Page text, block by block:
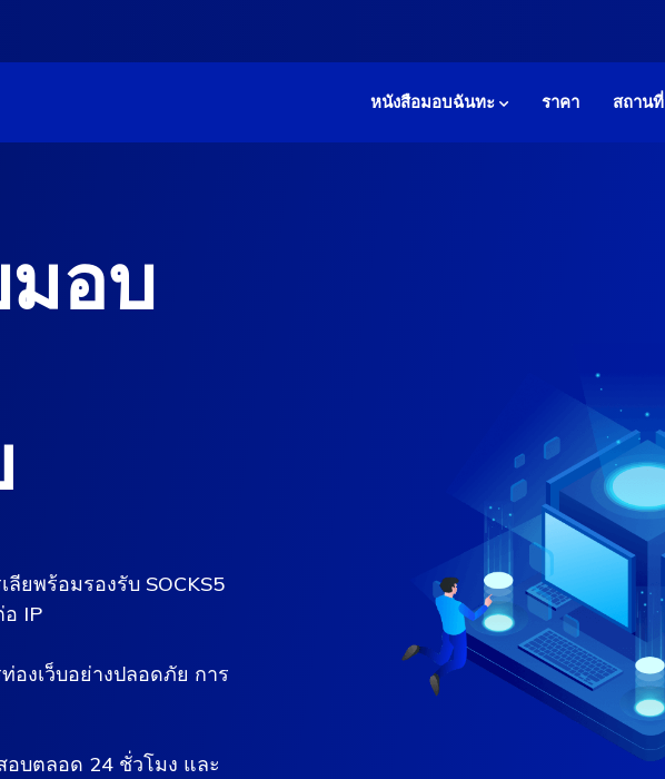
หนังสือมอบฉันทะ ราคา สถานที่
อบ
ลียพร้อมรองรับ SOCKS5
อ IP
องเว็บอย่างปลอดภัย การ
อบตลอด 24 ชั่วโมง และ